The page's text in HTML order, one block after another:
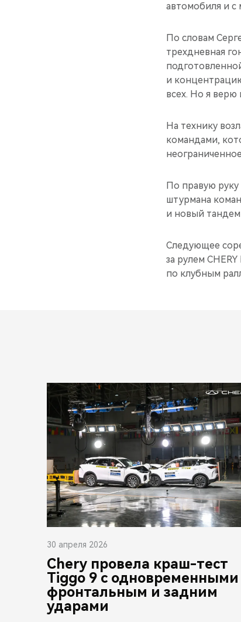
автомобиля и с
По словам
трехдневная
и
всех. Но я верю
На технику
командами,
По правую руку
штурмана
и новый
Следующее
за рулем
по клубным
30 апреля 2026
Chery провела краш-тест
Tiggo 9 с одновременными
фронтальным и задним
ударами